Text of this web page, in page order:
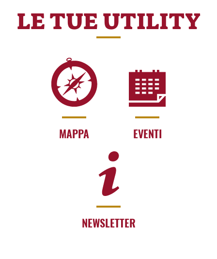
LE TUE UTILITY
MAPPA EVENTI
NEWSLETTER